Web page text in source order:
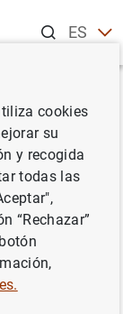
ESEN
cookies
su
y recogida
todas las
“Rechazar”